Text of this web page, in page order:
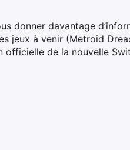
donner davantage
jeux à venir (Metroid
de la nouvelle